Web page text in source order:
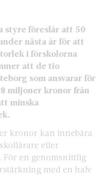
styre föreslår att 50
nästa år för att
i förskolorna
att de tio
som ansvarar för
miljoner kronor från
minska
kronor kan innebära
eller
För en genomsnittlig
med en halv